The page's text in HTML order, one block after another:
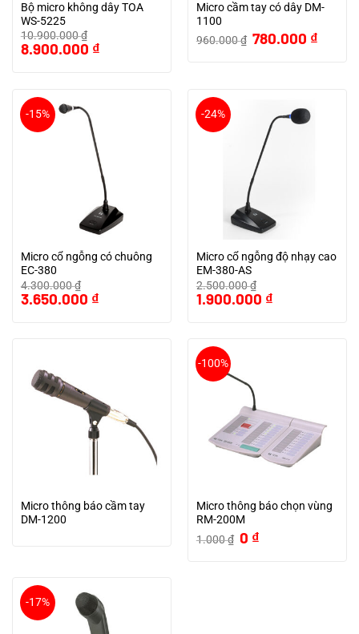
Bộ micro không dây TOA
WS-5225
10.900.000₫
Giá
gốc
8.900.000 ₫Giá
hiện
Micro cầm tay có dây DM-
1100
960.000₫ Giá
gốc
780.000 ₫Giá
hiện
-15%
Micro cổ ngỗng có chuông
EC-380
4.300.000₫
Giá
gốc
3.650.000 ₫Giá
hiện
-24%
Micro cổ ngỗng độ nhạy cao
EM-380-AS
2.500.000₫
Giá
gốc
1.900.000 ₫Giá
hiện
Micro thông báo cầm tay
DM-1200
-100%
Micro thông báo chọn vùng
RM-200M
1.000₫ Giá
gốc
0 ₫Giá
hiện
-17%